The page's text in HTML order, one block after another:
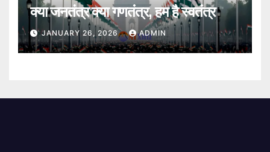
क्या जनतंत्र क्या गणतंत्र, हम है स्वतंत्र
JANUARY 26, 2026 ADMIN